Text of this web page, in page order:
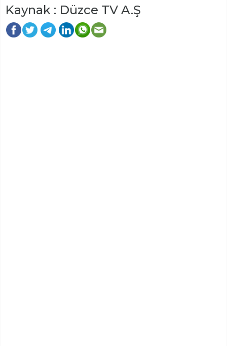
Kaynak : Düzce TV A.Ş